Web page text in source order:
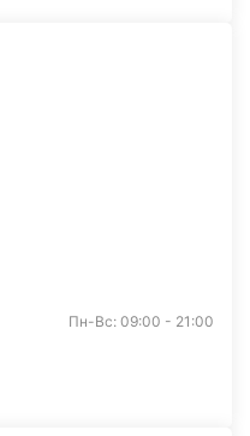
Пн-Вс: 09:00 - 21:00